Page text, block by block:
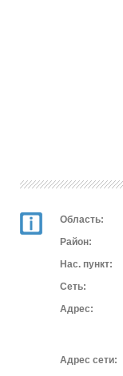
Область:
Район:
Нас. пункт:
Сеть:
Адрес:
Адрес сети: